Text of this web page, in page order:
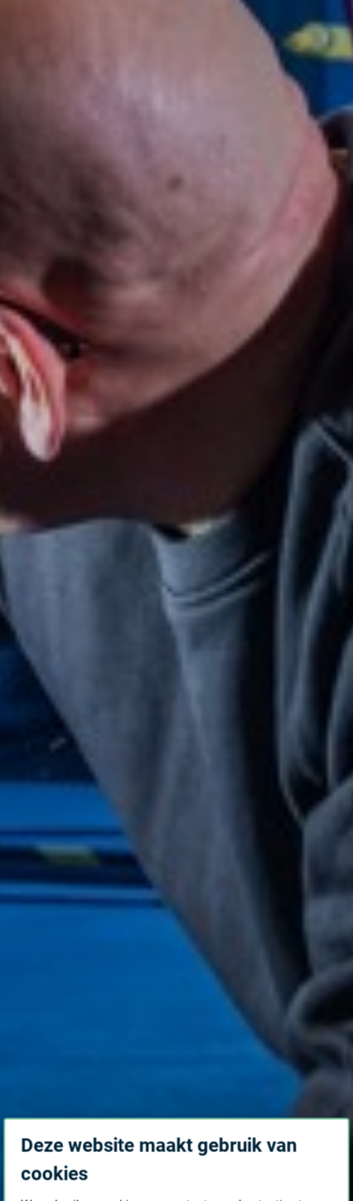
Deze website maakt gebruik van
cookies